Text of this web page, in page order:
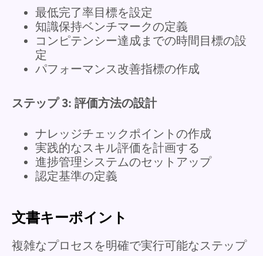
最低完了率目標を設定
知識保持ベンチマークの定義
コンピテンシー達成までの時間目標の設
定
パフォーマンス改善指標の作成
ステップ 3: 評価方法の設計
ナレッジチェックポイントの作成
実践的なスキル評価を計画する
進捗管理システムのセットアップ
認定基準の定義
文書キーポイント
複雑なプロセスを明確で実行可能なステップ